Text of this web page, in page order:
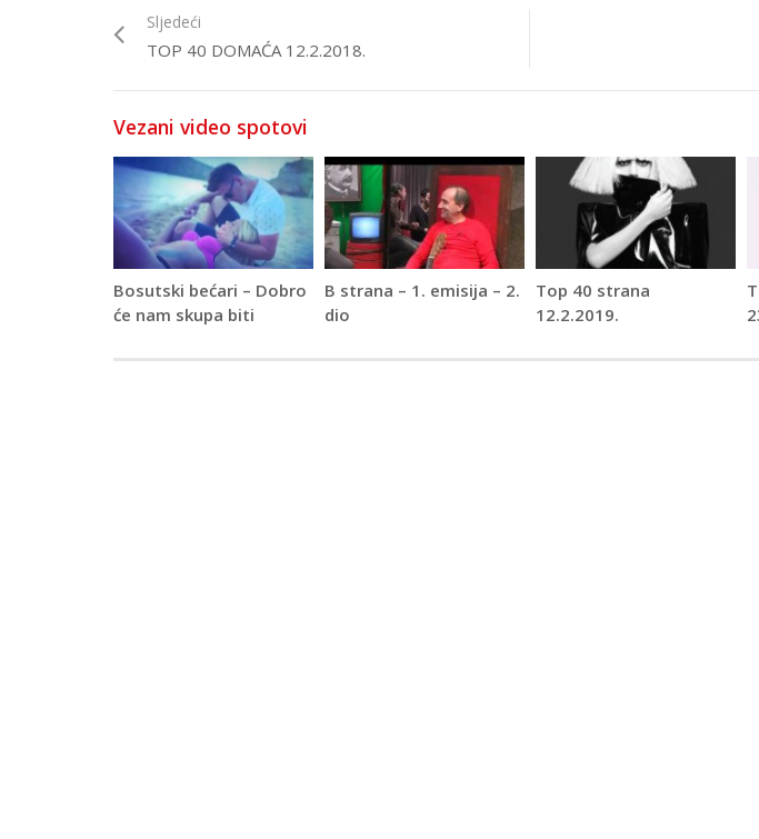
Sljedeći
TOP 40 DOMAĆA 12.2.2018.
Vezani video spotovi
Bosutski bećari – Dobro
će nam skupa biti
B strana – 1. emisija – 2.
dio
Top 40 strana
12.2.2019.